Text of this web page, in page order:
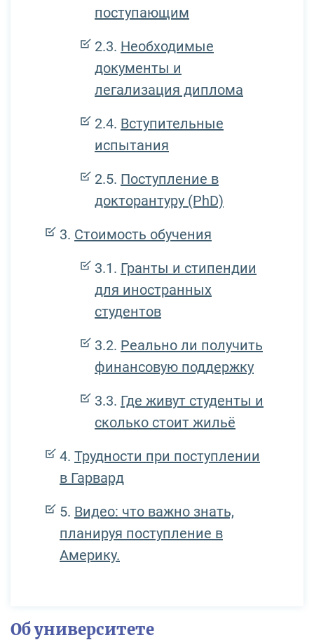
поступающим
Необходимые
документы и
легализация диплома
Вступительные
испытания
Поступление в
докторантуру (PhD)
Стоимость обучения
Гранты и стипендии
для иностранных
студентов
Реально ли получить
финансовую поддержку
Где живут студенты и
сколько стоит жильё
Трудности при поступлении
в Гарвард
Видео: что важно знать,
планируя поступление в
Америку.
Об университете